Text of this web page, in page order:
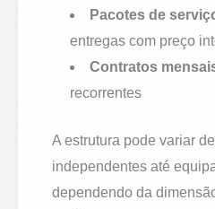
Pacotes de
entregas com preço
Contratos
recorrentes
A estrutura pode variar
independentes até
dependendo da